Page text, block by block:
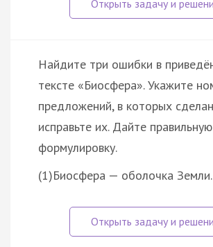
Найдите три ошибки в
тексте «Биосфера». Укажите
предложений, в которых
исправьте их. Дайте правильную
формулировку.
(1)Биосфера — оболочка